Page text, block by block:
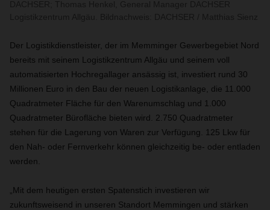
Der Logistikdienstleister, der im Memminger Gewerbegebiet Nord
bereits mit seinem Logistikzentrum Allgäu und seinem voll
automatisierten Hochregallager ansässig ist, investiert rund 30
Millionen Euro in den Bau der neuen Logistikanlage, die 11.000
Quadratmeter Fläche für den Warenumschlag und 1.000
Quadratmeter Bürofläche bieten wird. 2.750 Quadratmeter
stehen für die Lagerung von Waren zur Verfügung. 125 Lkw für
den Nah- oder Fernverkehr können gleichzeitig be- oder entladen
werden.
„Mit dem heutigen ersten Spatenstich investieren wir
zukunftsweisend in unseren Standort Memmingen und stärken